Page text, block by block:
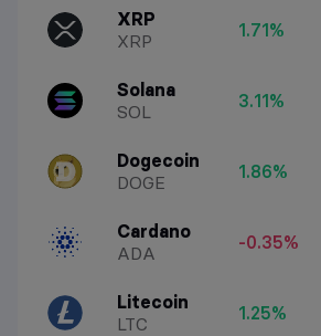
XRP
XRP
1.71%
Solana
SOL
3.11%
Dogecoin
DOGE
1.86%
Cardano
ADA
-0.35%
Litecoin
LTC
1.25%